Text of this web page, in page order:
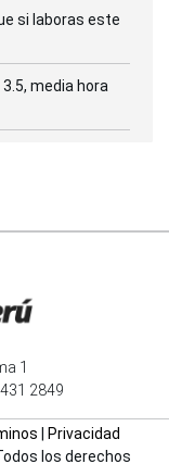
si laboras este
media hora
1
2849
Privacidad
los derechos